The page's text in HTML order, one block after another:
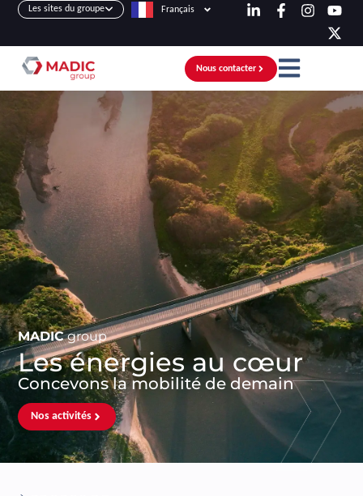
Les sites du groupe Français
Nous contacter
MADIC group
Les énergies au cœur
Concevons la mobilité de demain
Nos activités